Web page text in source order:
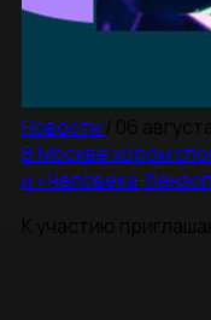
Новости
В Москве хором
и «Человека-